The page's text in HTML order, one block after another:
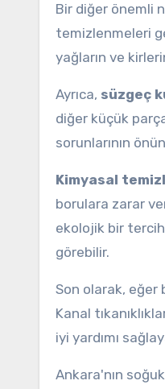
Bir diğer önemli
temizlenmeleri
yağların ve
Ayrıca, süzgeç
diğer küçük
sorunlarının
Kimyasal
borulara zarar
ekolojik bir
görebilir.
Son olarak, eğer
Kanal
iyi yardımı
Ankara'nın